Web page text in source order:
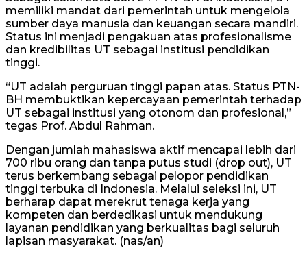
memiliki mandat dari pemerintah untuk mengelola
sumber daya manusia dan keuangan secara mandiri.
Status ini menjadi pengakuan atas profesionalisme
dan kredibilitas UT sebagai institusi pendidikan
tinggi.
“UT adalah perguruan tinggi papan atas. Status PTN-
BH membuktikan kepercayaan pemerintah terhadap
UT sebagai institusi yang otonom dan profesional,”
tegas Prof. Abdul Rahman.
Dengan jumlah mahasiswa aktif mencapai lebih dari
700 ribu orang dan tanpa putus studi (drop out), UT
terus berkembang sebagai pelopor pendidikan
tinggi terbuka di Indonesia. Melalui seleksi ini, UT
berharap dapat merekrut tenaga kerja yang
kompeten dan berdedikasi untuk mendukung
layanan pendidikan yang berkualitas bagi seluruh
lapisan masyarakat. (nas/an)